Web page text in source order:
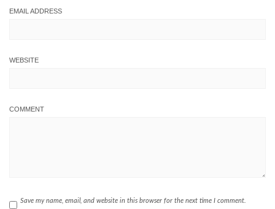
EMAIL ADDRESS
WEBSITE
COMMENT
Save my name, email, and website in this browser for the next time I comment.